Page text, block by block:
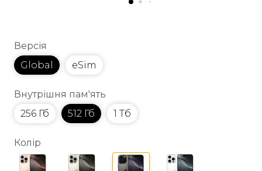
Версія
Global
eSim
Внутрішня пам'ять
256 Гб
512 Гб 1 Тб
Колір